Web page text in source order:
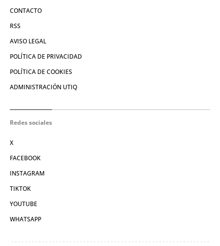
CONTACTO
RSS
AVISO LEGAL
POLÍTICA DE PRIVACIDAD
POLÍTICA DE COOKIES
ADMINISTRACIÓN UTIQ
Redes sociales
X
FACEBOOK
INSTAGRAM
TIKTOK
YOUTUBE
WHATSAPP